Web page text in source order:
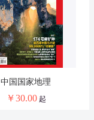
中国国家地理
￥30.00起